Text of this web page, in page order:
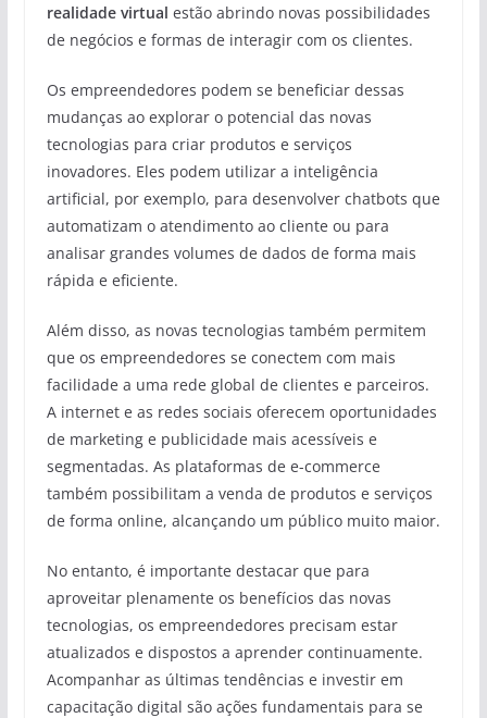
realidade virtual estão abrindo novas possibilidades
de negócios e formas de interagir com os clientes.
Os empreendedores podem se beneficiar dessas
mudanças ao explorar o potencial das novas
tecnologias para criar produtos e serviços
inovadores. Eles podem utilizar a inteligência
artificial, por exemplo, para desenvolver chatbots que
automatizam o atendimento ao cliente ou para
analisar grandes volumes de dados de forma mais
rápida e eficiente.
Além disso, as novas tecnologias também permitem
que os empreendedores se conectem com mais
facilidade a uma rede global de clientes e parceiros.
A internet e as redes sociais oferecem oportunidades
de marketing e publicidade mais acessíveis e
segmentadas. As plataformas de e-commerce
também possibilitam a venda de produtos e serviços
de forma online, alcançando um público muito maior.
No entanto, é importante destacar que para
aproveitar plenamente os benefícios das novas
tecnologias, os empreendedores precisam estar
atualizados e dispostos a aprender continuamente.
Acompanhar as últimas tendências e investir em
capacitação digital são ações fundamentais para se